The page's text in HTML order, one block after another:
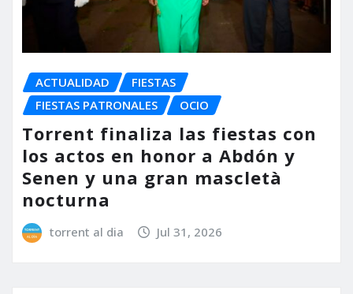
ACTUALIDAD
FIESTAS
FIESTAS PATRONALES
OCIO
Torrent finaliza las fiestas con
los actos en honor a Abdón y
Senen y una gran mascletà
nocturna
torrent al dia Jul 31, 2026